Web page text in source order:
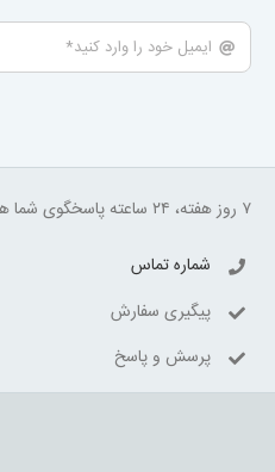
۷ روز هفته، ۲۴ ساعته پاسخگوی شما هستیم.
شماره تماس
پیگیری سفارش
پرسش و پاسخ